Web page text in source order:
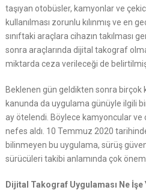
taşıyan otobüsler, kamyonlar ve
kullanılması zorunlu kılınmış ve en
sınıftaki araçlara cihazın takılması
sonra araçlarında dijital takograf
miktarda ceza verileceği de
Beklenen gün geldikten sonra birçok
kanunda da uygulama günüyle ilgili
ay ötelendi. Böylece kamyoncular
nefes aldı. 10 Temmuz 2020
bilinmeyen bu uygulama, sürüş
sürücüleri takibi anlamında çok
Dijital Takograf Uygulaması Ne İşe